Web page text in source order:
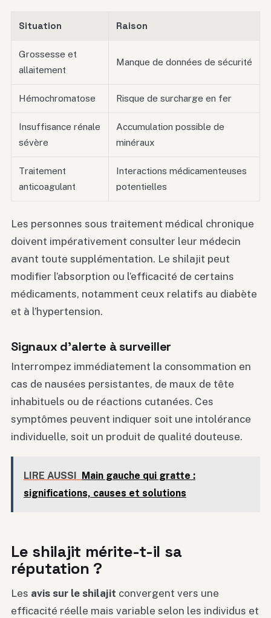
Situation Raison
Grossesse et
allaitement
Manque de données de sécurité
Hémochromatose Risque de surcharge en fer
Insuffisance rénale
sévère
Accumulation possible de
minéraux
Traitement
anticoagulant
Interactions médicamenteuses
potentielles
Les personnes sous traitement médical chronique
doivent impérativement consulter leur médecin
avant toute supplémentation. Le shilajit peut
modifier l’absorption ou l’efficacité de certains
médicaments, notamment ceux relatifs au diabète
et à l’hypertension.
Signaux d’alerte à surveiller
Interrompez immédiatement la consommation en
cas de nausées persistantes, de maux de tête
inhabituels ou de réactions cutanées. Ces
symptômes peuvent indiquer soit une intolérance
individuelle, soit un produit de qualité douteuse.
LIRE AUSSI
Main gauche qui gratte :
significations, causes et solutions
Le shilajit mérite-t-il sa
réputation ?
Les avis sur le shilajit convergent vers une
efficacité réelle mais variable selon les individus et